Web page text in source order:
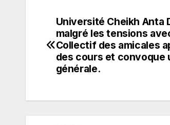
Navigation
de
l’article
Université Cheikh Anta
malgré les tensions
Collectif des amicales
des cours et convoque
générale.